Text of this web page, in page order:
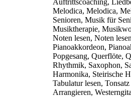
Auftrittscoaching,
Melodica, Melodica,
Senioren, Musik für
Musiktherapie,
Noten lesen, Noten
Pianoakkordeon,
Popgesang, Querflöte,
Rhythmik, Saxophon,
Harmonika, Steirische
Tabulatur lesen,
Arrangieren,